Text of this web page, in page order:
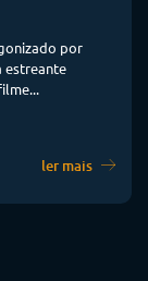
por
estreante
ler mais